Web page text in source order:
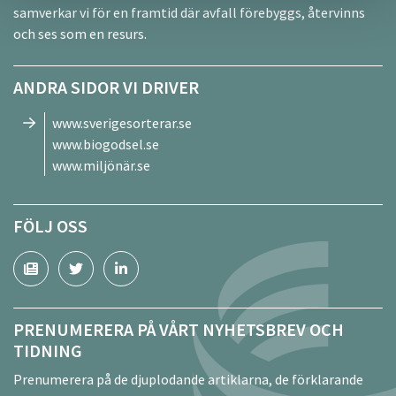
samverkar vi för en framtid där avfall förebyggs, återvinns
och ses som en resurs.
ANDRA SIDOR VI DRIVER
www.sverigesorterar.se
www.biogodsel.se
www.miljönär.se
FÖLJ OSS
PRENUMERERA PÅ VÅRT NYHETSBREV OCH
TIDNING
Prenumerera på de djuplodande artiklarna, de förklarande